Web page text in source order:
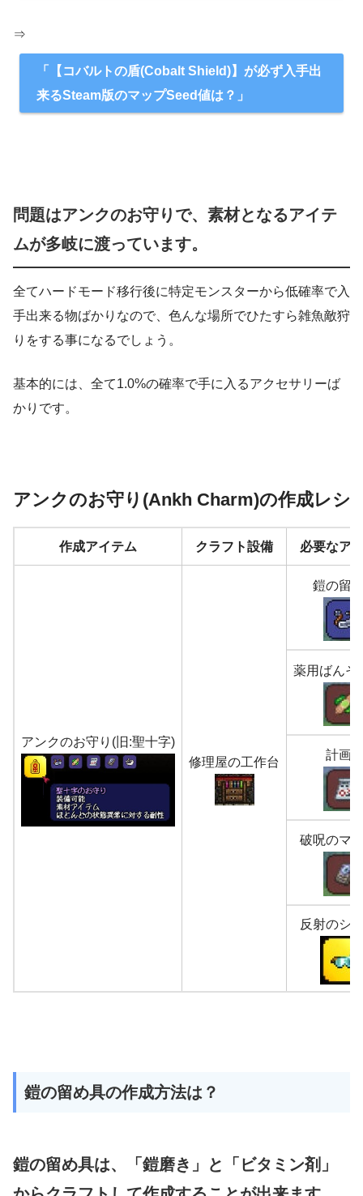
⇒
「【コバルトの盾(Cobalt Shield)】が必ず入手出
来るSteam版のマップSeed値は？」
問題はアンクのお守りで、素材となるアイテ
ムが多岐に渡っています。
全てハードモード移行後に特定モンスターから低確率で入
手出来る物ばかりなので、色んな場所でひたすら雑魚敵狩
りをする事になるでしょう。
基本的には、全て1.0%の確率で手に入るアクセサリーば
かりです。
アンクのお守り(Ankh Charm)の作成レシ
作成アイテム クラフト設備 必要なア
アンクのお守り(旧:聖十字)
修理屋の工作台
鎧の留
薬用ばんそ
計画
破呪のマ
反射のシ
鎧の留め具の作成方法は？
鎧の留め具は、「鎧磨き」と「ビタミン剤」